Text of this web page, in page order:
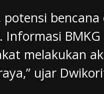
potensi
melakukan
ujar